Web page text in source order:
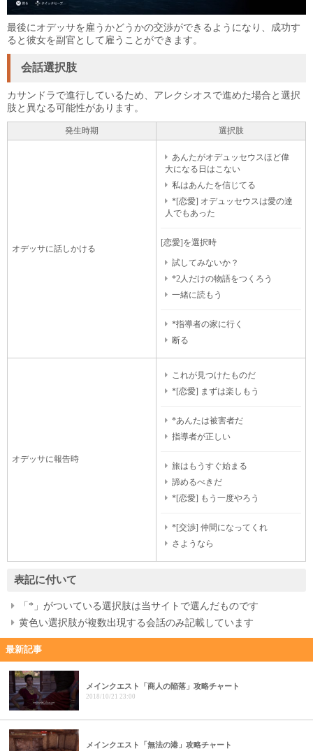
最後にオデッサを雇うかどうかの交渉ができるようになり、成功す
ると彼女を副官として雇うことができます。
会話選択肢
カサンドラで進行しているため、アレクシオスで進めた場合と選択
肢と異なる可能性があります。
発生時期 選択肢
オデッサに話しかける
あんたがオデュッセウスほど偉
大になる日はこない
私はあんたを信じてる
*[恋愛] オデュッセウスは愛の達
人でもあった
[恋愛]を選択時
試してみないか？
*2人だけの物語をつくろう
一緒に読もう
*指導者の家に行く
断る
オデッサに報告時
これが見つけたものだ
*[恋愛] まずは楽しもう
*あんたは被害者だ
指導者が正しい
旅はもうすぐ始まる
諦めるべきだ
*[恋愛] もう一度やろう
*[交渉] 仲間になってくれ
さようなら
表記に付いて
「*」がついている選択肢は当サイトで選んだものです
黄色い選択肢が複数出現する会話のみ記載しています
最新記事
メインクエスト「商人の陥落」攻略チャート
2018/10/21 23:00
メインクエスト「無法の港」攻略チャート